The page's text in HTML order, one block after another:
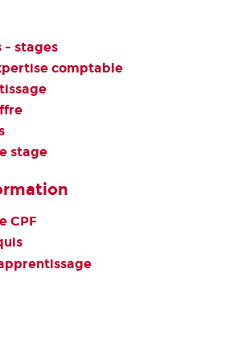
- stages
comptable
stage
CPF